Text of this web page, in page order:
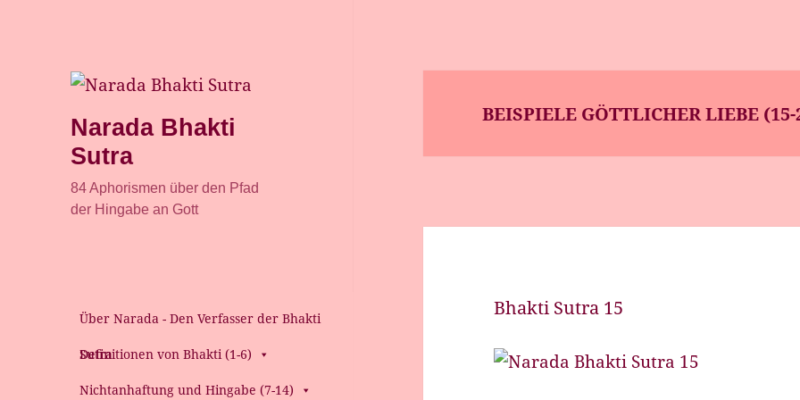
Narada Bhakti
Sutra
84 Aphorismen über den Pfad
der Hingabe an Gott
Über Narada - Den Verfasser der Bhakti
Sutra
Definitionen von Bhakti (1-6)
Nichtanhaftung und Hingabe (7-14)
BEISPIELE GÖTTLICHER LIEBE
Bhakti Sutra 15